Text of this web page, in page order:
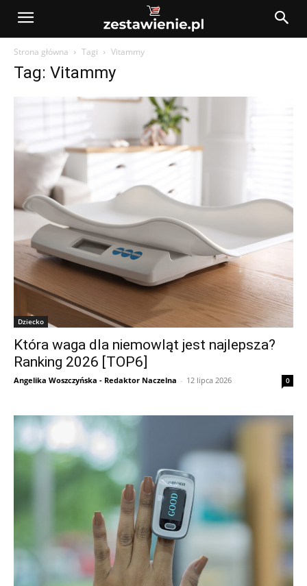
Strona główna Tagi Vitammy
Tag: Vitammy
Dziecko
Która waga dla niemowląt jest najlepsza?
Ranking 2026 [TOP6]
Angelika Woszczyńska - Redaktor Naczelna - 12 lipca 2026 0